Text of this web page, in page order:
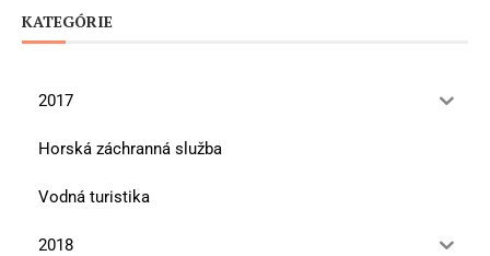
KATEGÓRIE
2017
Horská záchranná služba
Vodná turistika
2018